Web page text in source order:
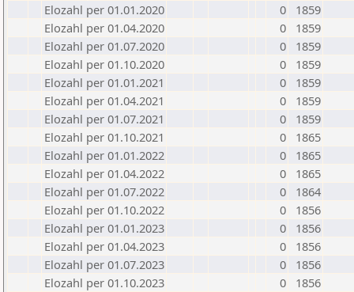
Elozahl per 01.01.2020
0
1859
Elozahl per 01.04.2020
0
1859
Elozahl per 01.07.2020
0
1859
Elozahl per 01.10.2020
0
1859
Elozahl per 01.01.2021
0
1859
Elozahl per 01.04.2021
0
1859
Elozahl per 01.07.2021
0
1859
Elozahl per 01.10.2021
0
1865
Elozahl per 01.01.2022
0
1865
Elozahl per 01.04.2022
0
1865
Elozahl per 01.07.2022
0
1864
Elozahl per 01.10.2022
0
1856
Elozahl per 01.01.2023
0
1856
Elozahl per 01.04.2023
0
1856
Elozahl per 01.07.2023
0
1856
Elozahl per 01.10.2023
0
1856